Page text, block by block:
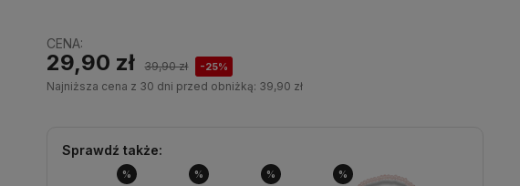
CENA:
29,90 zł 39,90 zł -25%
Najniższa cena z 30 dni przed obniżką: 39,90 zł
Sprawdź także:
% % % %